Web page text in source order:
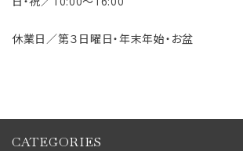
休業日／第３日曜日・年末年始・お盆
CATEGORIES